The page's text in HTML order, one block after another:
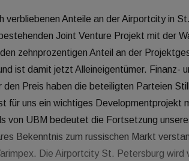
verbliebenen Anteile an der Airportcity in St.
Joint Venture Projekt mit der
zehnprozentigen Anteil an der
ist damit jetzt Alleineigentümer. Finanz-
Preis haben die beteiligten Parteien
für uns ein wichtiges Developmentprojekt
von UBM bedeutet die Fortsetzung
Bekenntnis zum russischen Markt
Die Airportcity St. Petersburg wird